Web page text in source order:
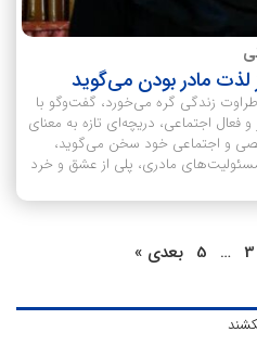
لذت مادر بودن می‌گوید
طراوت زندگی گره می‌خورد، گفت‌وگو با
فعال اجتماعی، دریچه‌ای تازه به معنای
و اجتماعی خود سخن می‌گوید،
مادری، پلی از عشق و خرد
3
…
5 بعدی »